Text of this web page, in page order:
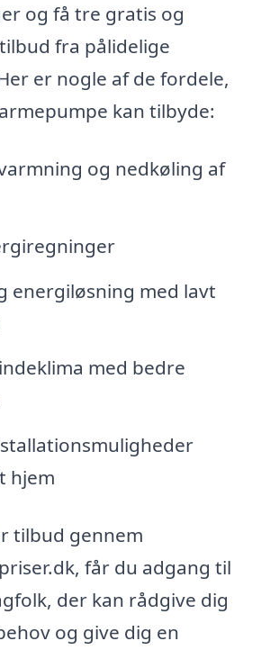
og få tre gratis og
fra pålidelige
er nogle af de fordele,
kan tilbyde:
og nedkøling af
energiløsning med lavt
med bedre
hjem
tilbud gennem
får du adgang til
der kan rådgive dig
og give dig en